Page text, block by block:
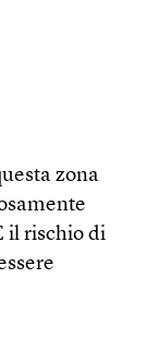
zona
il rischio di